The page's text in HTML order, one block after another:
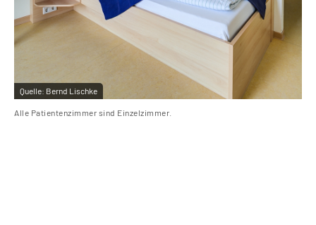
Quelle: Bernd Lischke
Alle Patientenzimmer sind Einzelzimmer.